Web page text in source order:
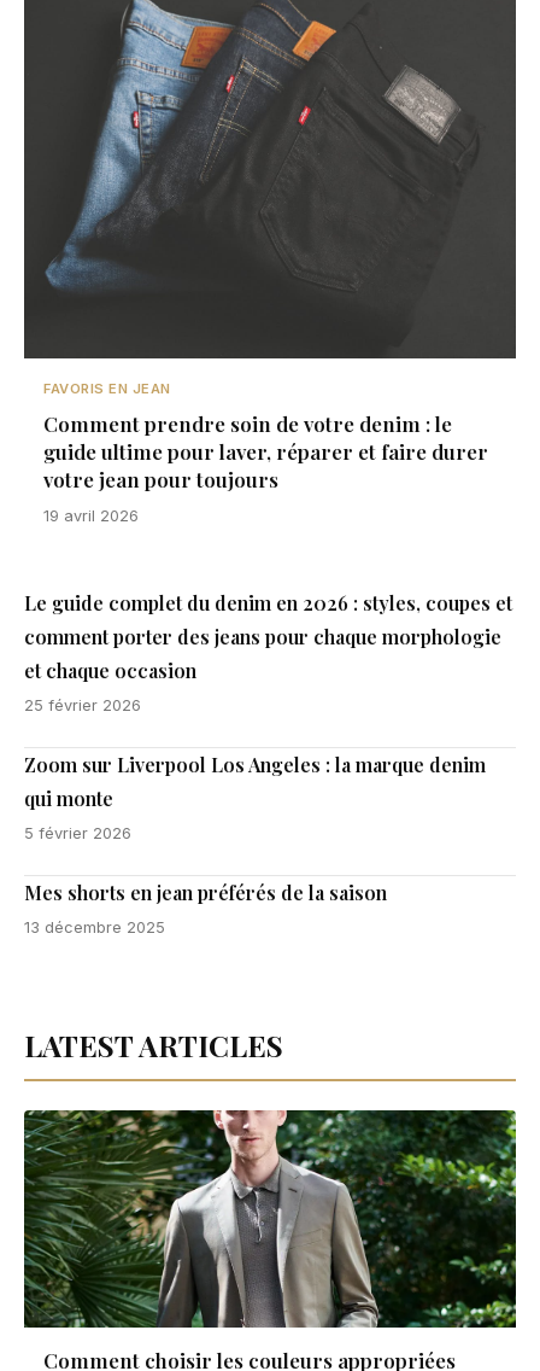
FAVORIS EN JEAN
Comment prendre soin de votre denim : le
guide ultime pour laver, réparer et faire durer
votre jean pour toujours
19 avril 2026
Le guide complet du denim en 2026 : styles, coupes et
comment porter des jeans pour chaque morphologie
et chaque occasion
25 février 2026
Zoom sur Liverpool Los Angeles : la marque denim
qui monte
5 février 2026
Mes shorts en jean préférés de la saison
13 décembre 2025
LATEST ARTICLES
Comment choisir les couleurs appropriées